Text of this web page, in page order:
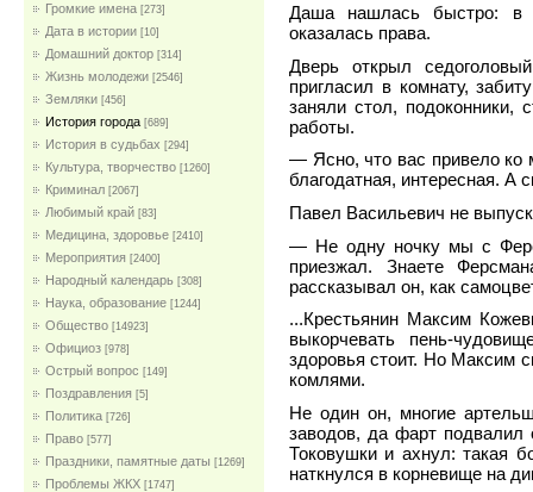
Громкие имена [273]
Дата в истории [10]
Домашний доктор [314]
Жизнь молодежи [2546]
Земляки [456]
История города [689]
История в судьбах [294]
Культура, творчество [1260]
Криминал [2067]
Любимый край [83]
Медицина, здоровье [2410]
Мероприятия [2400]
Народный календарь [308]
Наука, образование [1244]
Общество [14923]
Официоз [978]
Острый вопрос [149]
Поздравления [5]
Политика [726]
Право [577]
Праздники, памятные даты [1269]
Проблемы ЖКХ [1747]
Даша нашлась быстро: в
оказалась права.
Дверь открыл
пригласил в комнату,
заняли стол, подоконники,
работы.
— Ясно, что вас привело
благодатная, интересная. А
Павел Васильевич не
— Не одну ночку мы с
приезжал. Знаете
рассказывал он, как
...Крестьянин Максим
выкорчевать пень-
здоровья стоит. Но Максим
комлями.
Не один он, многие
заводов, да фарт
Токовушки и ахнул: такая
наткнулся в корневище на